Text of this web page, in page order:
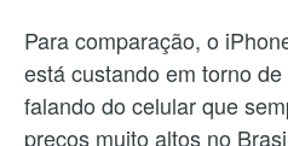
Para comparação, o
está custando em torno
falando do celular que
preços muito altos no